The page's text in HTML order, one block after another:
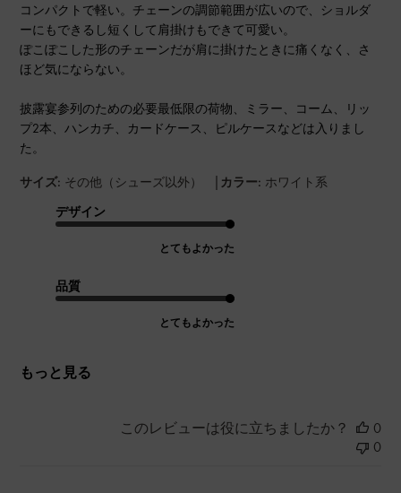
コンパクトで軽い。チェーンの調節範囲が広いので、ショルダ
ーにもできるし短くして肩掛けもできて可愛い。
ぽこぽこした形のチェーンだが肩に掛けたときに痛くなく、さ
ほど気にならない。
披露宴参列のための必要最低限の荷物、ミラー、コーム、リッ
プ2本、ハンカチ、カードケース、ピルケースなどは入りまし
た。
サイズ: その他（シューズ以外） | カラー: ホワイト系
デザイン
とてもよかった
品質
とてもよかった
もっと見る
このレビューは役に立ちましたか？
0
0